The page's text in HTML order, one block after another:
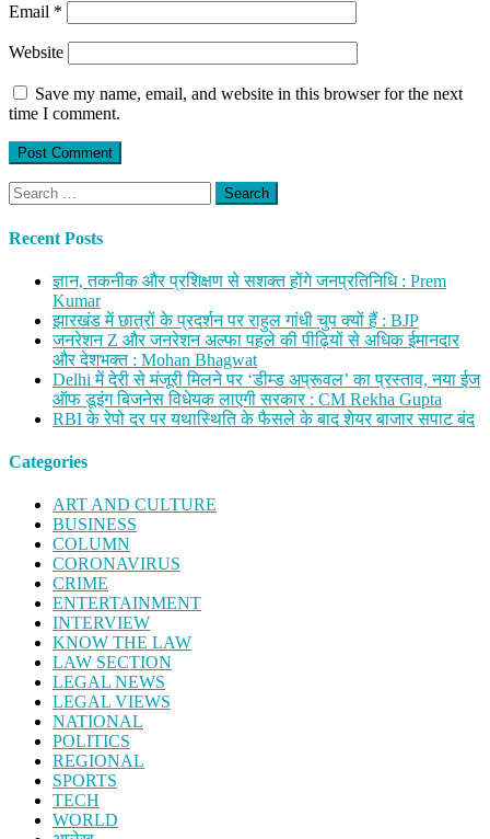
Email *
Website
Save my name, email, and website in this browser for the next
time I comment.
Search
for:
Recent Posts
ज्ञान, तकनीक और प्रशिक्षण से सशक्त होंगे जनप्रतिनिधि : Prem
Kumar
झारखंड में छात्रों के प्रदर्शन पर राहुल गांधी चुप क्यों हैं : BJP
जनरेशन Z और जनरेशन अल्फा पहले की पीढ़ियों से अधिक ईमानदार
और देशभक्त : Mohan Bhagwat
Delhi में देरी से मंजूरी मिलने पर ‘डीम्ड अप्रूवल’ का प्रस्ताव, नया ईज
ऑफ डूइंग बिजनेस विधेयक लाएगी सरकार : CM Rekha Gupta
RBI के रेपो दर पर यथास्थिति के फैसले के बाद शेयर बाजार सपाट बंद
Categories
ART AND CULTURE
BUSINESS
COLUMN
CORONAVIRUS
CRIME
ENTERTAINMENT
INTERVIEW
KNOW THE LAW
LAW SECTION
LEGAL NEWS
LEGAL VIEWS
NATIONAL
POLITICS
REGIONAL
SPORTS
TECH
WORLD